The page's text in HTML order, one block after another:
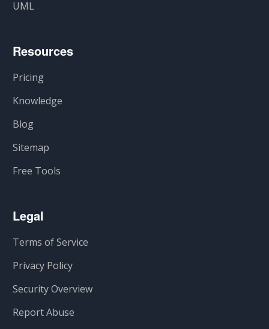
UML
Resources
Pricing
Knowledge
Blog
Sitemap
Free Tools
Legal
Terms of Service
Privacy Policy
Security Overview
Report Abuse